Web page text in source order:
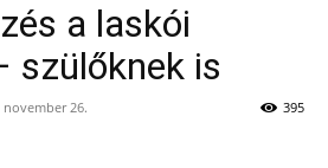
a laskói
szülőknek is
november 26. 395